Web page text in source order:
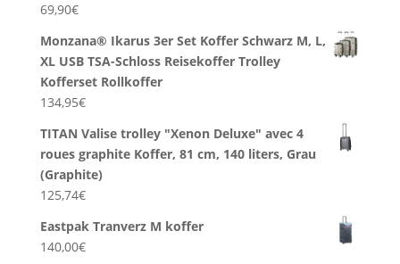
69,90€
Monzana® Ikarus 3er Set Koffer Schwarz M, L,
XL USB TSA-Schloss Reisekoffer Trolley
Kofferset Rollkoffer
134,95€
TITAN Valise trolley "Xenon Deluxe" avec 4
roues graphite Koffer, 81 cm, 140 liters, Grau
(Graphite)
125,74€
Eastpak Tranverz M koffer
140,00€